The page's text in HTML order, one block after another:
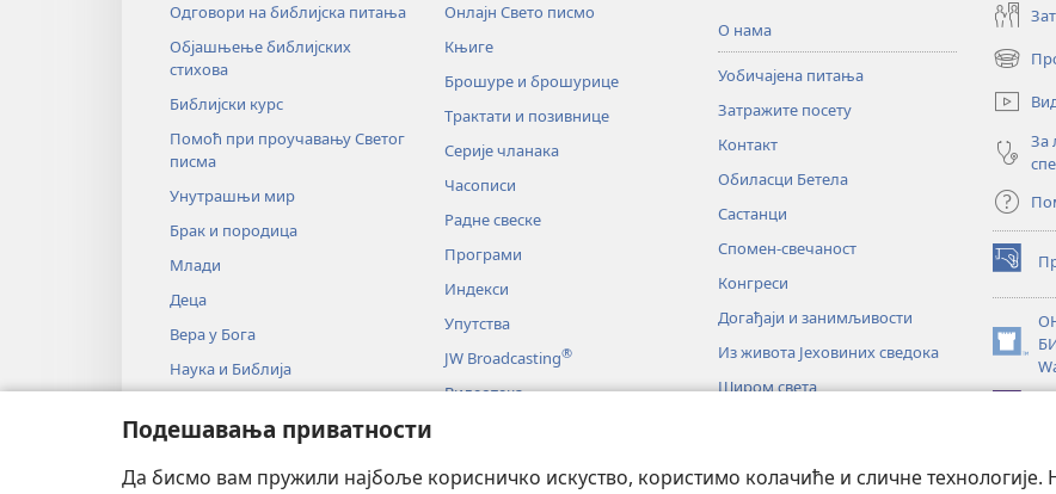
Подешавања приватности
Да бисмо вам пружили најбоље корисничко искуство, користимо колачиће и сличне технологије.
Одговори на библијска питања
Објашњење библијских
стихова
Библијски курс
Помоћ при проучавању Светог
писма
Унутрашњи мир
Брак и породица
Млади
Деца
Вера у Бога
Наука и Библија
Онлајн Свето писмо
Књиге
Брошуре и брошурице
Трактати и позивнице
Серије чланака
Часописи
Радне свеске
Програми
Индекси
Упутства
JW Broadcasting®
Видеотека
О нама
Уобичајена питања
Затражите посету
Контакт
Обиласци Бетела
Састанци
Спомен-свечаност
Конгреси
Догађаји и занимљивости
Из живота Јеховиних сведока
Широм света
(отвара
нови
прозор)
За
(отвара
нови
прозор)
(отвара